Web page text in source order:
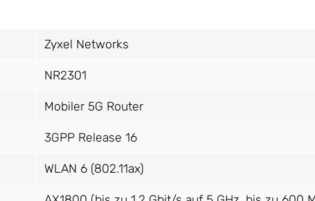
Zyxel Networks
NR2301
Mobiler 5G Router
3GPP Release 16
WLAN 6 (802.11ax)